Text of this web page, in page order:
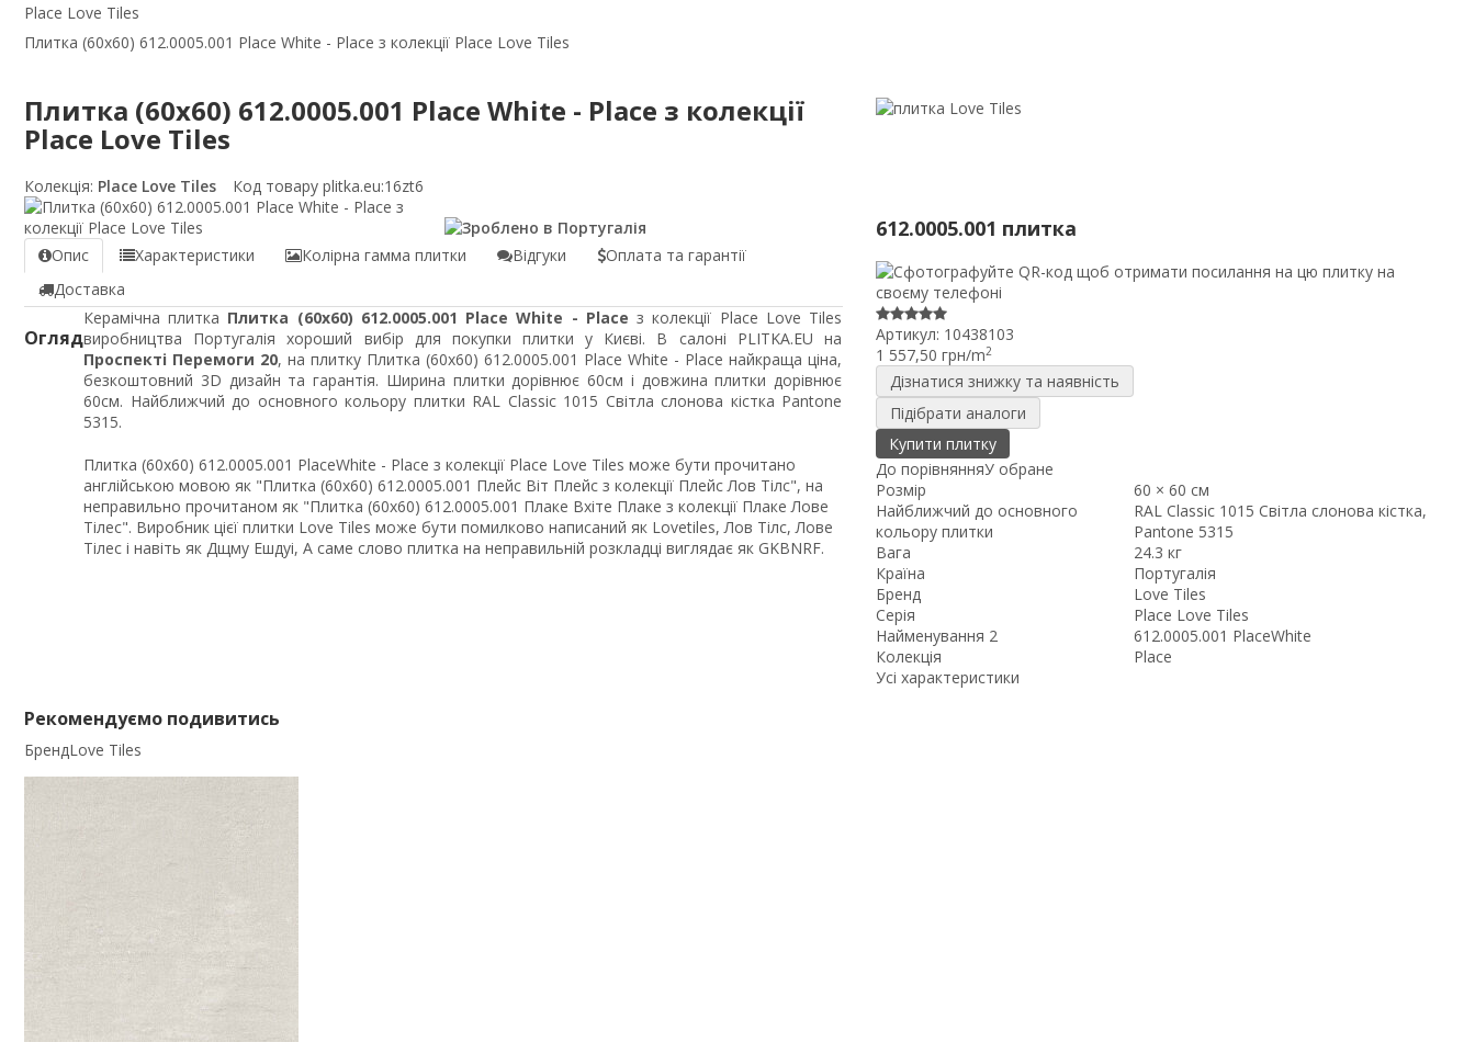
Place Love Tiles
Плитка (60x60) 612.0005.001 Place White - Place з колекції Place Love Tiles
Плитка (60x60) 612.0005.001 Place White - Place з колекції
Place Love Tiles
Колекція: Place Love Tiles Код товару plitka.eu:16zt6
Опис Характеристики Колірна гамма плитки Відгуки
Оплата та гарантії
Доставка
Огляд
Керамічна плитка Плитка (60x60) 612.0005.001 Place White - Place з колекції Place Love Tiles
виробництва Португалія хороший вибір для покупки плитки у Києві. В салоні PLITKA.EU на
Проспекті Перемоги 20, на плитку Плитка (60x60) 612.0005.001 Place White - Place найкраща ціна,
безкоштовний 3D дизайн та гарантія. Ширина плитки дорівнює 60см і довжина плитки дорівнює
60см. Найближчий до основного кольору плитки RAL Classic 1015 Світла слонова кістка Pantone
5315.
Плитка (60x60) 612.0005.001 PlaceWhite - Place з колекції Place Love Tiles може бути прочитано
англійською мовою як "Плитка (60x60) 612.0005.001 Плейс Віт Плейс з колекції Плейс Лов Тілс", на
неправильно прочитаном як "Плитка (60x60) 612.0005.001 Плаке Вхіте Плаке з колекції Плаке Лове
Тілес". Виробник цієї плитки Love Tiles може бути помилково написаний як Lovetiles, Лов Тілс, Лове
Тілес і навіть як Дщму Ешдуі, А саме слово плитка на неправильній розкладці виглядає як GKBNRF.
612.0005.001 плитка
Артикул: 10438103
1 557,50 грн/m2
Дізнатися знижку та наявність
Підібрати аналоги
Купити плитку
До порівнянняУ обране
Розмір
60 × 60 см
Найближчий до основного
кольору плитки
RAL Classic 1015 Світла слонова кістка,
Pantone 5315
Вага
24.3 кг
Країна
Португалія
Бренд
Love Tiles
Серія
Place Love Tiles
Найменування 2
612.0005.001 PlaceWhite
Колекція
Place
Усі характеристики
Рекомендуємо подивитись
БрендLove Tiles